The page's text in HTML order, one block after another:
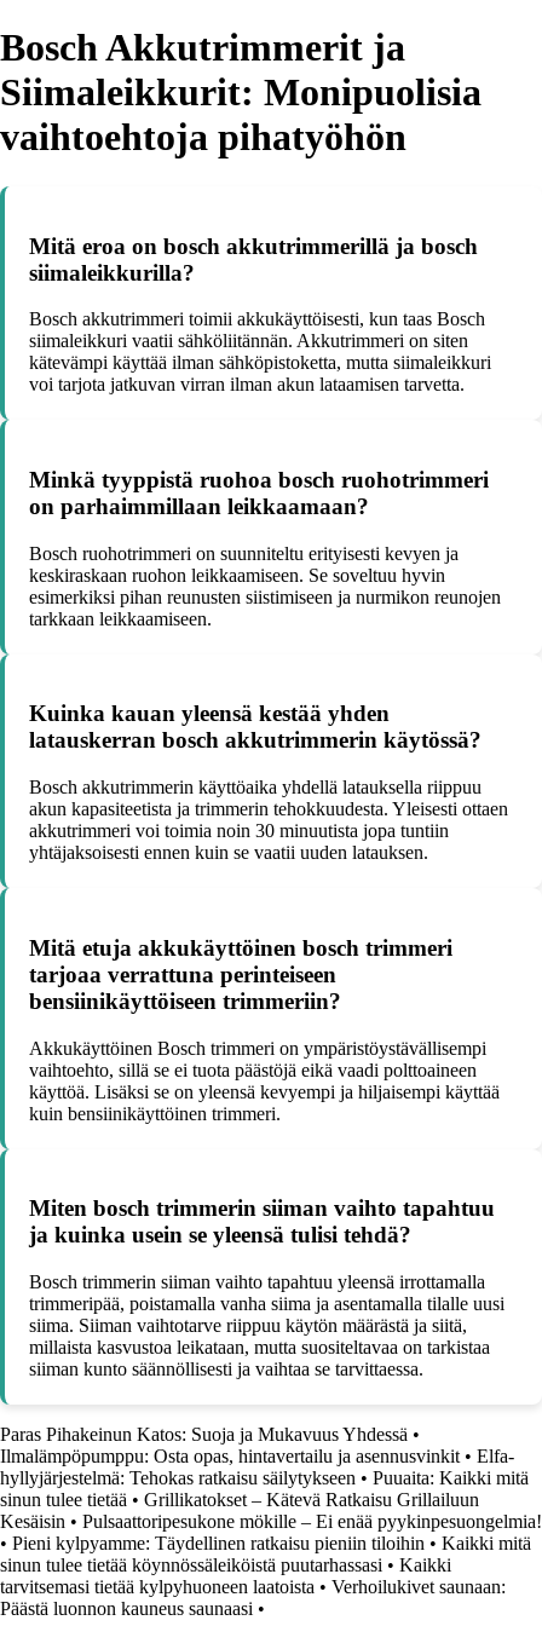
Bosch Akkutrimmerit ja
Siimaleikkurit: Monipuolisia
vaihtoehtoja pihatyöhön
Mitä eroa on bosch akkutrimmerillä ja bosch
siimaleikkurilla?
Bosch akkutrimmeri toimii akkukäyttöisesti, kun taas Bosch
siimaleikkuri vaatii sähköliitännän. Akkutrimmeri on siten
kätevämpi käyttää ilman sähköpistoketta, mutta siimaleikkuri
voi tarjota jatkuvan virran ilman akun lataamisen tarvetta.
Minkä tyyppistä ruohoa bosch ruohotrimmeri
on parhaimmillaan leikkaamaan?
Bosch ruohotrimmeri on suunniteltu erityisesti kevyen ja
keskiraskaan ruohon leikkaamiseen. Se soveltuu hyvin
esimerkiksi pihan reunusten siistimiseen ja nurmikon reunojen
tarkkaan leikkaamiseen.
Kuinka kauan yleensä kestää yhden
latauskerran bosch akkutrimmerin käytössä?
Bosch akkutrimmerin käyttöaika yhdellä latauksella riippuu
akun kapasiteetista ja trimmerin tehokkuudesta. Yleisesti ottaen
akkutrimmeri voi toimia noin 30 minuutista jopa tuntiin
yhtäjaksoisesti ennen kuin se vaatii uuden latauksen.
Mitä etuja akkukäyttöinen bosch trimmeri
tarjoaa verrattuna perinteiseen
bensiinikäyttöiseen trimmeriin?
Akkukäyttöinen Bosch trimmeri on ympäristöystävällisempi
vaihtoehto, sillä se ei tuota päästöjä eikä vaadi polttoaineen
käyttöä. Lisäksi se on yleensä kevyempi ja hiljaisempi käyttää
kuin bensiinikäyttöinen trimmeri.
Miten bosch trimmerin siiman vaihto tapahtuu
ja kuinka usein se yleensä tulisi tehdä?
Bosch trimmerin siiman vaihto tapahtuu yleensä irrottamalla
trimmeripää, poistamalla vanha siima ja asentamalla tilalle uusi
siima. Siiman vaihtotarve riippuu käytön määrästä ja siitä,
millaista kasvustoa leikataan, mutta suositeltavaa on tarkistaa
siiman kunto säännöllisesti ja vaihtaa se tarvittaessa.
Paras Pihakeinun Katos: Suoja ja Mukavuus Yhdessä •
Ilmalämpöpumppu: Osta opas, hintavertailu ja asennusvinkit • Elfa-
hyllyjärjestelmä: Tehokas ratkaisu säilytykseen • Puuaita: Kaikki mitä
sinun tulee tietää • Grillikatokset – Kätevä Ratkaisu Grillailuun
Kesäisin • Pulsaattoripesukone mökille – Ei enää pyykinpesuongelmia!
• Pieni kylpyamme: Täydellinen ratkaisu pieniin tiloihin • Kaikki mitä
sinun tulee tietää köynnössäleiköistä puutarhassasi • Kaikki
tarvitsemasi tietää kylpyhuoneen laatoista • Verhoilukivet saunaan:
Päästä luonnon kauneus saunaasi •